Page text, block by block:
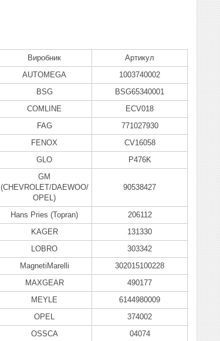
Виробник
Артикул
AUTOMEGA
1003740002
BSG
BSG65340001
COMLINE
ECV018
FAG
771027930
FENOX
CV16058
GLO P476K
GM
(CHEVROLET/DAEWOO/
OPEL)
90538427
Hans Pries (Topran)
206112
KAGER
131330
LOBRO
303342
MagnetiMarelli
302015100228
MAXGEAR
490177
MEYLE
6144980009
OPEL
374002
OSSCA
04074